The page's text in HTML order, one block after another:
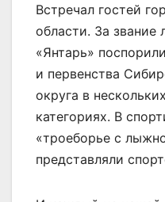
Встречал гостей
области. За звание
«Янтарь»
и первенства
округа в
категориях. В
«троеборье с
представляли